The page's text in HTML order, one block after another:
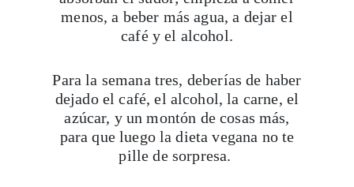
Para la semana tres, deberías de haber
azúcar, y un montón de cosas más,
para que luego la dieta vegana no te
pille de sorpresa.